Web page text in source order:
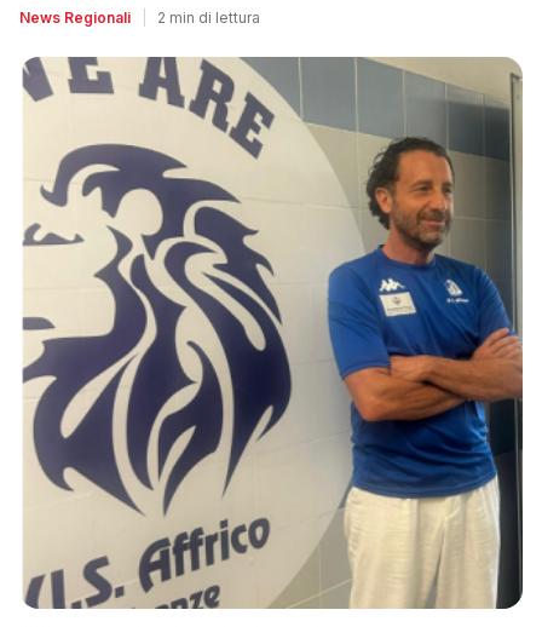
News Regionali 2 min di lettura